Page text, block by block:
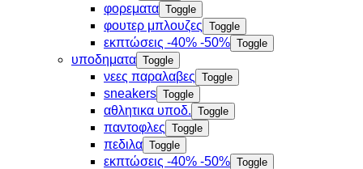
φορεματα Toggle
φουτερ μπλουζες Toggle
εκπτώσεις -40% -50% Toggle
υποδηματα Toggle
νεες παραλαβες Toggle
sneakers Toggle
αθλητικα υποδ. Toggle
παντοφλες Toggle
πεδιλα Toggle
εκπτώσεις -40% -50% Toggle